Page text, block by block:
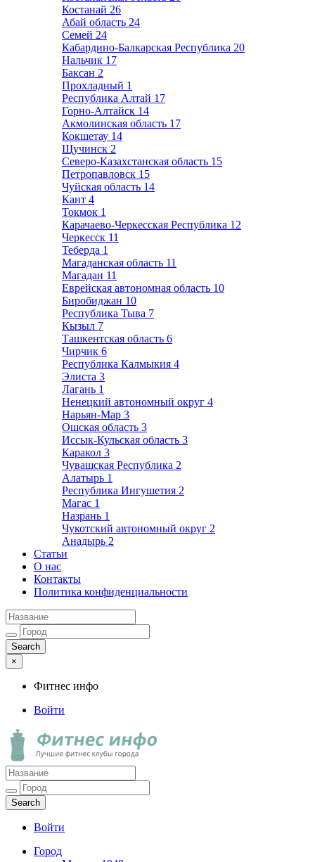
Костанай 26
Абай область 24
Семей 24
Кабардино-Балкарская Республика 20
Нальчик 17
Баксан 2
Прохладный 1
Республика Алтай 17
Горно-Алтайск 14
Акмолинская область 17
Кокшетау 14
Щучинск 2
Северо-Казахстанская область 15
Петропавловск 15
Чуйская область 14
Кант 4
Токмок 1
Карачаево-Черкесская Республика 12
Черкесск 11
Теберда 1
Магаданская область 11
Магадан 11
Еврейская автономная область 10
Биробиджан 10
Республика Тыва 7
Кызыл 7
Ташкентская область 6
Чирчик 6
Республика Калмыкия 4
Элиста 3
Лагань 1
Ненецкий автономный округ 4
Нарьян-Мар 3
Ошская область 3
Иссык-Кульская область 3
Каракол 3
Чувашская Республика 2
Алатырь 1
Республика Ингушетия 2
Магас 1
Назрань 1
Чукотский автономный округ 2
Анадырь 2
Статьи
О нас
Контакты
Политика конфиденциальности
×
Фитнес инфо
Войти
Фитнес инфо
Лучшие фитнес клубы города
Войти
Город